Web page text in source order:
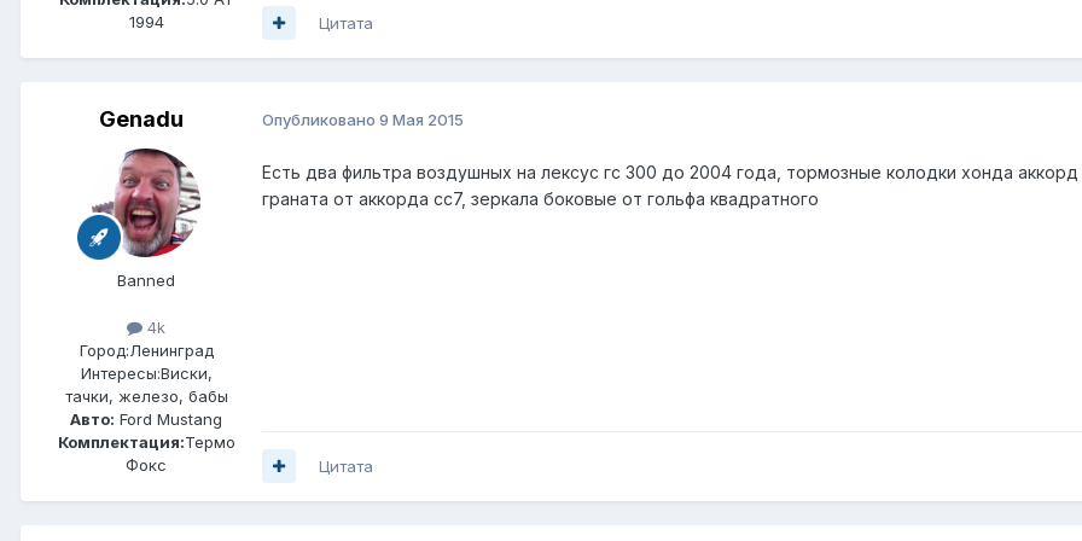
1994
Цитата
Genadu
Banned
4k
Город:Ленинград
Интересы:Виски,
тачки, железо, бабы
Авто: Ford Mustang
Комплектация:Термо
Фокс
Опубликовано 9 Мая 2015
Есть два фильтра воздушных на лексус гс 300 до 2004 года, тормозные колодки хонда аккорд
граната от аккорда сс7, зеркала боковые от гольфа квадратного
Цитата